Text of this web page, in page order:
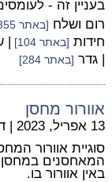
בעניין זה -
רום ושלח [באתר 355]
חידות [באתר 104] |
| גדר [באתר 284]
אוורור מחסן
13 אפריל, 2023 |
סוגיית אוורור
המאחסנים במחסן
באין אוורור בו.